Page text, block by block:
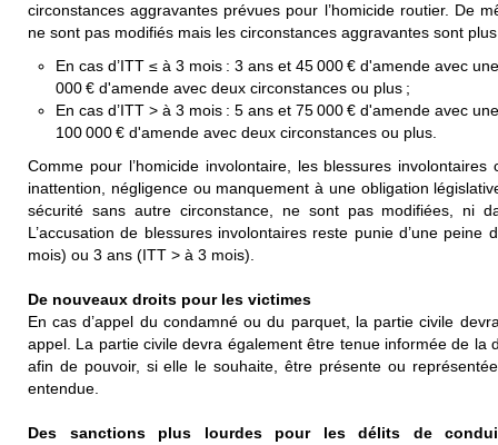
circonstances aggravantes prévues pour l’homicide routier. De
ne sont pas modifiés mais les circonstances aggravantes sont
En cas d’ITT ≤ à 3 mois : 3 ans et 45 000 € d'amende avec
000 € d'amende avec deux circonstances ou plus ;
En cas d’ITT > à 3 mois : 5 ans et 75 000 € d'amende avec
100 000 € d'amende avec deux circonstances ou plus.
Comme pour l’homicide involontaire, les blessures
inattention, négligence ou manquement à une obligation
sécurité sans autre circonstance, ne sont pas modifiées, ni
L’accusation de blessures involontaires reste punie d’une
mois) ou 3 ans (ITT > à 3 mois).
De nouveaux droits pour les victimes
En cas d’appel du condamné ou du parquet, la partie civile
appel. La partie civile devra également être tenue informée de la
afin de pouvoir, si elle le souhaite, être présente ou
entendue.
Des sanctions plus lourdes pour les délits de